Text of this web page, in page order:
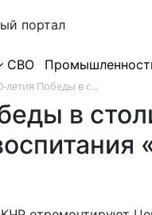
портал
СВО
летия Победы в с...
в